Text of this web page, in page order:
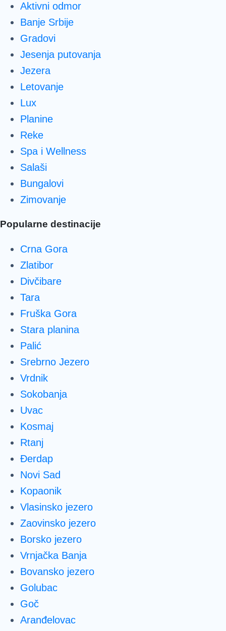
Aktivni odmor
Banje Srbije
Gradovi
Jesenja putovanja
Jezera
Letovanje
Lux
Planine
Reke
Spa i Wellness
Salaši
Bungalovi
Zimovanje
Popularne destinacije
Crna Gora
Zlatibor
Divčibare
Tara
Fruška Gora
Stara planina
Palić
Srebrno Jezero
Vrdnik
Sokobanja
Uvac
Kosmaj
Rtanj
Đerdap
Novi Sad
Kopaonik
Vlasinsko jezero
Zaovinsko jezero
Borsko jezero
Vrnjačka Banja
Bovansko jezero
Golubac
Goč
Aranđelovac